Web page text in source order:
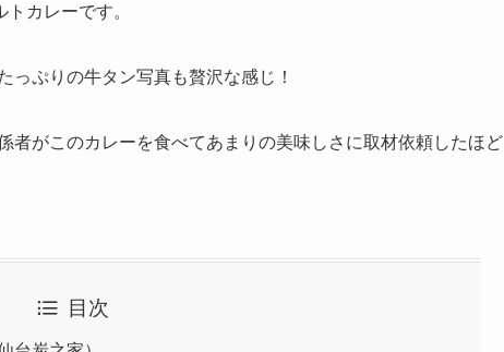
カレーです。
っぷりの牛タン写真も贅沢な感じ！
者がこのカレーを食べてあまりの美味しさに取材依頼したほど
目次